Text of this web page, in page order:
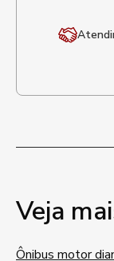
Veja
Ônibus motor